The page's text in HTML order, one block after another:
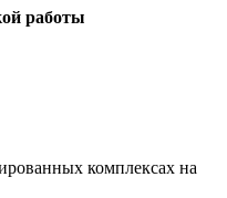
работы
комплексах на